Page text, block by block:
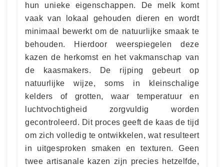
hun unieke eigenschappen. De melk komt
vaak van lokaal gehouden dieren en wordt
minimaal bewerkt om de natuurlijke smaak te
behouden. Hierdoor weerspiegelen deze
kazen de herkomst en het vakmanschap van
de kaasmakers. De rijping gebeurt op
natuurlijke wijze, soms in kleinschalige
kelders of grotten, waar temperatuur en
luchtvochtigheid zorgvuldig worden
gecontroleerd. Dit proces geeft de kaas de tijd
om zich volledig te ontwikkelen, wat resulteert
in uitgesproken smaken en texturen. Geen
twee artisanale kazen zijn precies hetzelfde,